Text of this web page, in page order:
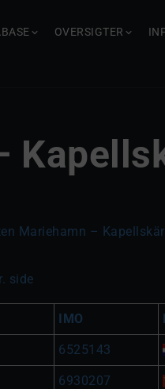
OVERSIGTER
Mariehamn –
side
IMO
6525143
6930207